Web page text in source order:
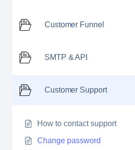
Customer Funnel
SMTP & API
Customer Support
How to contact support
Change password